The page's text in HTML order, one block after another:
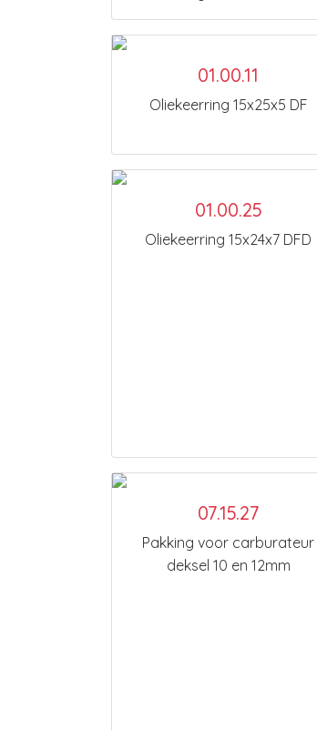
01.00.11
Oliekeerring 15x25x5 DF
01.00.25
Oliekeerring 15x24x7 DFD
07.15.27
Pakking voor carburateur
deksel 10 en 12mm